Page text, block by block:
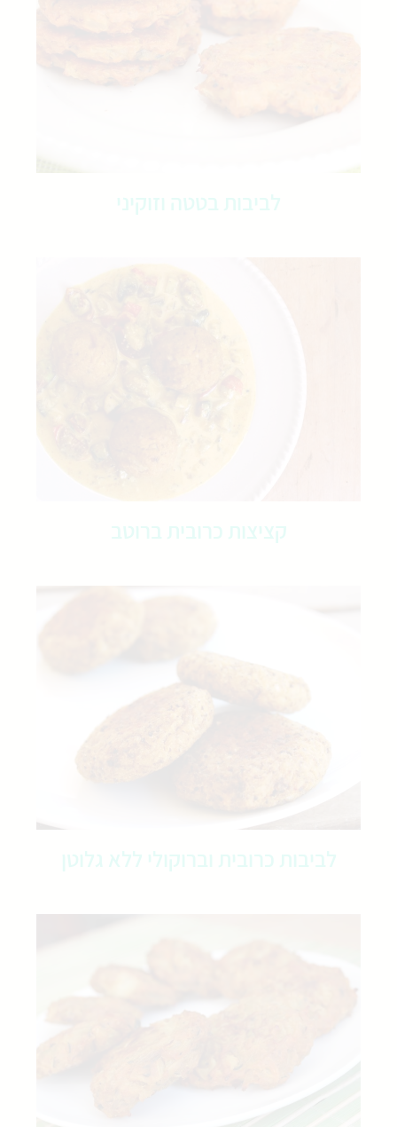
לביבות בטטה וזוקיני
קציצות כרובית ברוטב
לביבות כרובית וברוקולי ללא גלוטן